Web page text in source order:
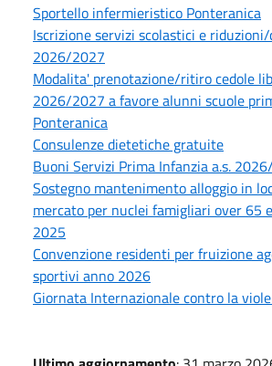
Sportello infermieristico Ponteranica
Iscrizione servizi scolastici e
2026/2027
Modalita' prenotazione/ritiro cedole
2026/2027 a favore alunni scuole
Ponteranica
Consulenze dietetiche gratuite
Buoni Servizi Prima Infanzia a.s.
Sostegno mantenimento alloggio in
mercato per nuclei famigliari over 65
2025
Convenzione residenti per fruizione
sportivi anno 2026
Giornata Internazionale contro la